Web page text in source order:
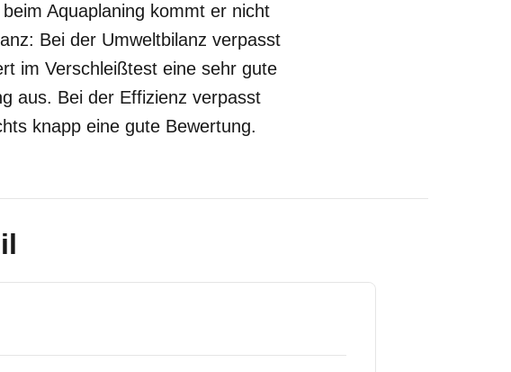
Aquaplaning kommt er nicht
Bei der Umweltbilanz verpasst
im Verschleißtest eine sehr gute
aus. Bei der Effizienz verpasst
knapp eine gute Bewertung.